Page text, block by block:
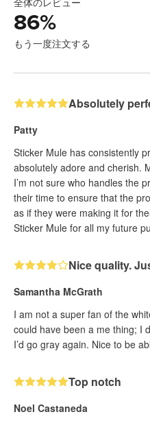
86%
もう一度注文する
Absolutely
Patty
Sticker Mule has consistently
absolutely adore and cherish.
I’m not sure who handles the
their time to ensure that the
as if they were making it for
Sticker Mule for all my future
Nice quality.
Samantha McGrath
I am not a super fan of the
could have been a me thing; I
I’d go gray again. Nice to be
Top notch
Noel Castaneda